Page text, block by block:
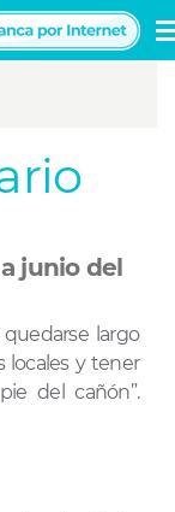
junio del
largo
locales y tener
del cañón”.